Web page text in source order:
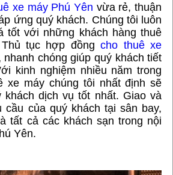
xe máy Phú Yên vừa rẻ, thuận
ứng quý khách. Chúng tôi luôn
tốt với những khách hàng thuê
tục hợp đồngcho thuê xe
chóng giúp quý khách tiết
kinh nghiệm nhiều năm trong
xe máy chúng tôi nhất định sẽ
khách dịch vụ tốt nhất. Giao và
cầu của quý khách tại sân bay,
tất cả các khách sạn trong nội
Yên.